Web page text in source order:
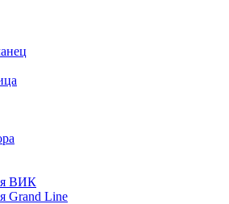
ВИК
Grand Line